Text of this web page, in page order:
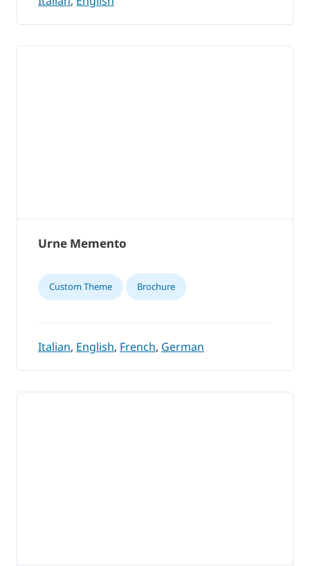
Urne Memento
Custom Theme Brochure
Italian, English, French, German